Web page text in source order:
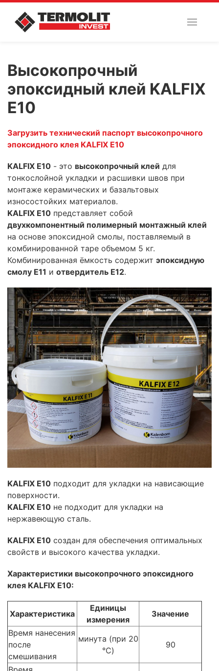
Высокопрочный
эпоксидный клей KALFIX
E10
Загрузить технический паспорт высокопрочного
эпоксидного клея KALFIX E10
KALFIX E10 - это высокопрочный клей для
тонкослойной укладки и расшивки швов при
монтаже керамических и базальтовых
износостойких материалов.
KALFIX E10 представляет собой
двухкомпонентный полимерный монтажный клей
на основе эпоксидной смолы, поставляемый в
комбинированной таре объемом 5 кг.
Комбинированная ёмкость содержит эпоксидную
смолу E11 и отвердитель E12.
KALFIX E10 подходит для укладки на нависающие
поверхности.
KALFIX E10 не подходит для укладки на
нержавеющую сталь.
KALFIX E10 создан для обеспечения оптимальных
свойств и высокого качества укладки.
Характеристики высокопрочного эпоксидного
клея KALFIX E10:
Характеристика
Единицы
измерения
Значение
Время нанесения
после
смешивания
минута (при 20
°C)
90